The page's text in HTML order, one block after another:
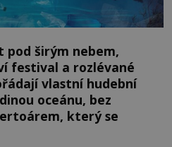
pod širým nebem,
festival a rozlévané
vlastní hudební
oceánu, bez
který se